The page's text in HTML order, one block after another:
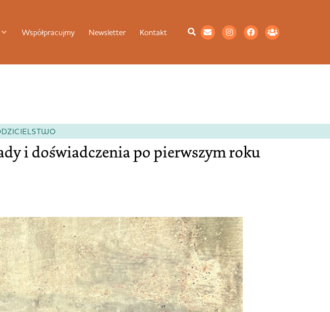
Współpracujmy Newsletter Kontakt
i doświadczenia po pierwszym roku